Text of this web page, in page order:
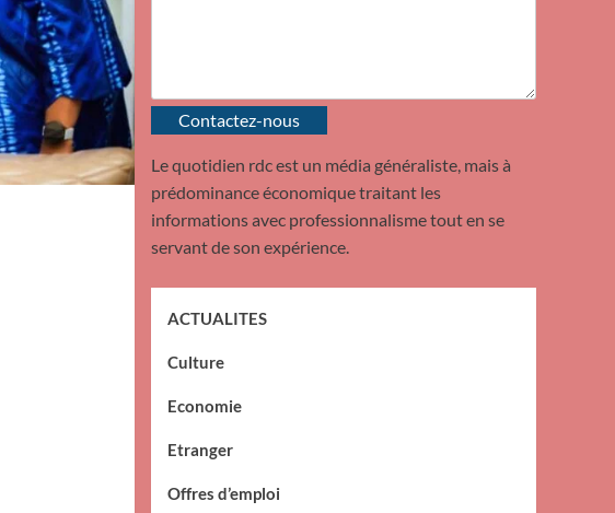
Contactez-nous
Le quotidien rdc est un média généraliste, mais à
prédominance économique traitant les
informations avec professionnalisme tout en se
servant de son expérience.
ACTUALITES
Culture
Economie
Etranger
Offres d’emploi